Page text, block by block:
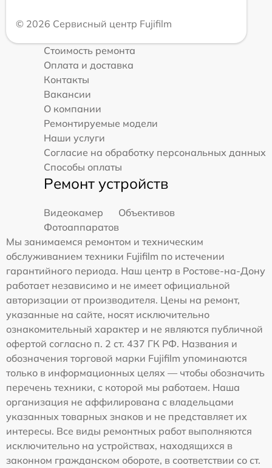
© 2026 Сервисный центр Fujifilm
Стоимость ремонта
Оплата и доставка
Контакты
Вакансии
О компании
Ремонтируемые модели
Наши услуги
Согласие на обработку персональных данных
Способы оплаты
Ремонт устройств
Видеокамер
Объективов
Фотоаппаратов
Мы занимаемся ремонтом и техническим
обслуживанием техники Fujifilm по истечении
гарантийного периода. Наш центр в Ростове-на-Дону
работает независимо и не имеет официальной
авторизации от производителя. Цены на ремонт,
указанные на сайте, носят исключительно
ознакомительный характер и не являются публичной
офертой согласно п. 2 ст. 437 ГК РФ. Названия и
обозначения торговой марки Fujifilm упоминаются
только в информационных целях — чтобы обозначить
перечень техники, с которой мы работаем. Наша
организация не аффилирована с владельцами
указанных товарных знаков и не представляет их
интересы. Все виды ремонтных работ выполняются
исключительно на устройствах, находящихся в
законном гражданском обороте, в соответствии со ст.